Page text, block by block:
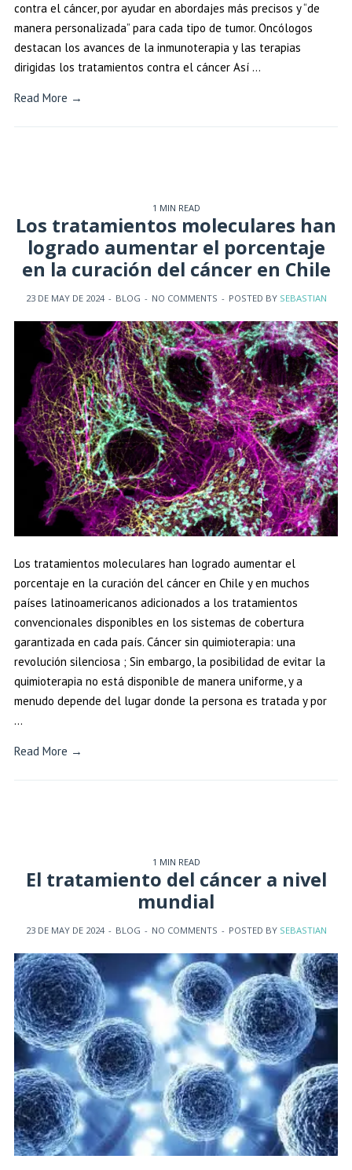
contra el cáncer, por ayudar en abordajes más precisos y “de
manera personalizada” para cada tipo de tumor. Oncólogos
destacan los avances de la inmunoterapia y las terapias
dirigidas los tratamientos contra el cáncer Así …
Read More →
1 MIN READ
Los tratamientos moleculares han
logrado aumentar el porcentaje
en la curación del cáncer en Chile
23 DE MAY DE 2024 - BLOG - NO COMMENTS - POSTED BY SEBASTIAN
Los tratamientos moleculares han logrado aumentar el
porcentaje en la curación del cáncer en Chile y en muchos
países latinoamericanos adicionados a los tratamientos
convencionales disponibles en los sistemas de cobertura
garantizada en cada país. Cáncer sin quimioterapia: una
revolución silenciosa ; Sin embargo, la posibilidad de evitar la
quimioterapia no está disponible de manera uniforme, y a
menudo depende del lugar donde la persona es tratada y por
…
Read More →
1 MIN READ
El tratamiento del cáncer a nivel
mundial
23 DE MAY DE 2024 - BLOG - NO COMMENTS - POSTED BY SEBASTIAN